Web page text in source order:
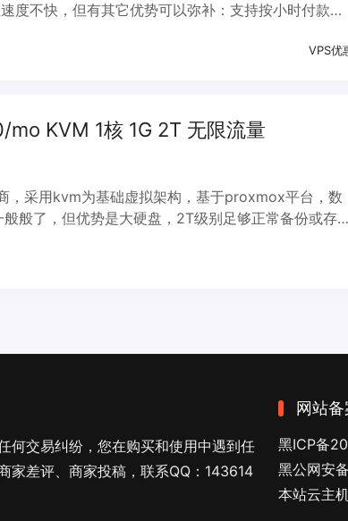
度不快，但有其它优势可以弥补：支持按小时付款、
VPS优
KVM 1核 1G 2T 无限流量
，采用kvm为基础虚拟架构，基于proxmox平台，数
般了，但优势是大硬盘，2T级别足够正常备份或存储
何交易纠纷，您在购买和使用中遇到任
家差评、商家投稿，联系QQ：143614
网站备
黑ICP备
黑公网安
本站云主